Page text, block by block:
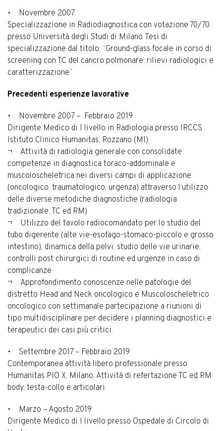
• Novembre 2007
Specializzazione in Radiodiagnostica con votazione 70/70
presso Università degli Studi di Milano Tesi di
specializzazione dal titolo: “Ground-glass focale in corso di
screening con TC del cancro polmonare: rilievi radiologici e
caratterizzazione”
Precedenti esperienze lavorative
• Novembre 2007 – Febbraio 2019
Dirigente Medico di I livello in Radiologia presso IRCCS
Istituto Clinico Humanitas, Rozzano (MI)
¬ Attività di radiologia generale con consolidate
competenze in diagnostica toraco-addominale e
muscoloscheletrica nei diversi campi di applicazione
(oncologico, traumatologico, urgenza) attraverso l’utilizzo
delle diverse metodiche diagnostiche (radiologia
tradizionale, TC ed RM)
¬ Utilizzo del tavolo radiocomandato per lo studio del
tubo digerente (alte vie-esofago-stomaco-piccolo e grosso
intestino), dinamica della pelvi, studio delle vie urinarie,
controlli post chirurgici di routine ed urgenze in caso di
complicanze.
¬ Approfondimento conoscenze nelle patologie del
distretto Head and Neck oncologico e Muscoloscheletrico
oncologico con settimanale partecipazione a riunioni di
tipo multidisciplinare per decidere i planning diagnostici e
terapeutici dei casi più critici.
• Settembre 2017 – Febbraio 2019
Contemporanea attività libero professionale presso
Humanitas PIO X, Milano; Attività di refertazione TC ed RM
body, testa-collo e articolari
• Marzo – Agosto 2019
Dirigente Medico di I livello presso Ospedale di Circolo di